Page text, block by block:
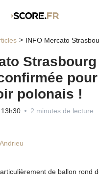
INFO Mercato Strasbourg : Signature confirmée pour
Strasbourg
polonais !
2 minutes de lecture
de ballon rond